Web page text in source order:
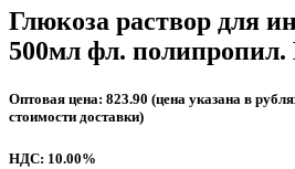
Глюкоза раствор для
500мл фл.
Оптовая цена: 823.90 (цена указана в
стоимости доставки)
НДС: 10.00%